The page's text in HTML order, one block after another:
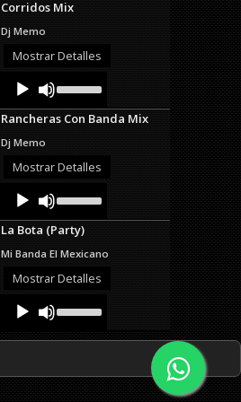
keys
or
Corridos Mix
Dj Memo
Mostrar Detalles
Audio
Player
Up/Down
Arrow
keys
or
Rancheras Con Banda Mix
Dj Memo
Mostrar Detalles
Audio
Player
Up/Down
Arrow
keys
increase
or
La Bota (Party)
Mi Banda El Mexicano
Mostrar Detalles
Audio
Player
Up/Down
keys